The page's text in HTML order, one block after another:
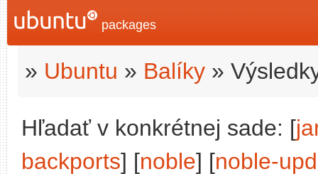
packages
» Ubuntu » Balíky »
Hľadať v konkrétnej sade: [
backports] [noble] [noble-